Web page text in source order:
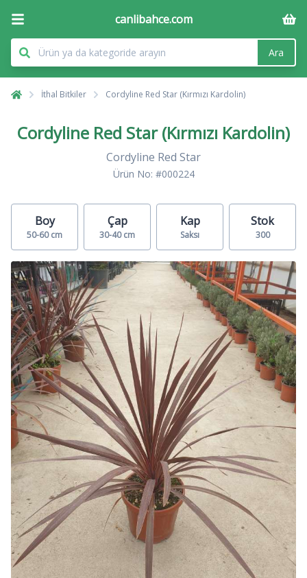
canlibahce.com
Ara
İthal Bitkiler Cordyline Red Star (Kırmızı Kardolin)
Cordyline Red Star (Kırmızı Kardolin)
Cordyline Red Star
Ürün No: #000224
Boy
50-60 cm
Çap
30-40 cm
Kap
Saksı
Stok
300